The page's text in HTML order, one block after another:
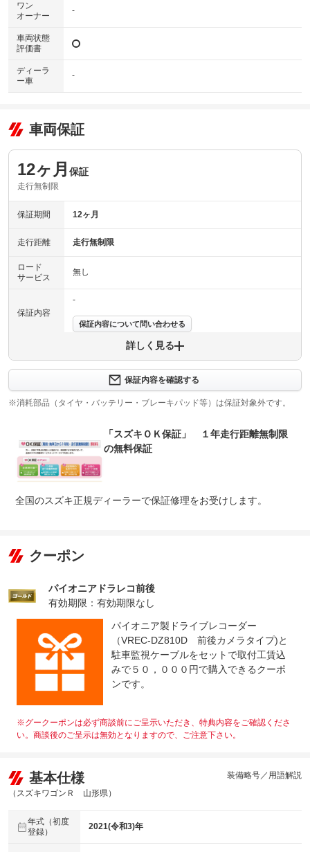
ワン
オーナー
-
車両状態
評価書
ディーラ
ー車
-
車両保証
12ヶ月 保証
走行無制限
保証期間 12ヶ月
走行距離 走行無制限
ロード
サービス
無し
保証内容
-
保証内容について問い合わせる
上限金額
保証修理
受付先
-
法定整備
※車検なし・車検整備付の場合は法定24ヶ月点検整備付
詳しく見る
保証内容を確認する
※消耗部品（タイヤ・バッテリー・ブレーキパッド等）は保証対象外です。
「スズキＯＫ保証」 １年走行距離無制限
の無料保証
全国のスズキ正規ディーラーで保証修理をお受けします。
クーポン
パイオニアドラレコ前後
有効期限：有効期限なし
パイオニア製ドライブレコーダー
（VREC-DZ810D 前後カメラタイプ)と
駐車監視ケーブルをセットで取付工賃込
みで５０，０００円で購入できるクーポ
ンです。
※グークーポンは必ず商談前にご呈示いただき、特典内容をご確認くださ
い。商談後のご呈示は無効となりますので、ご注意下さい。
基本仕様
（スズキワゴンＲ 山形県）
装備略号／用語解説
年式（初度
登録）
2021(令和3)年